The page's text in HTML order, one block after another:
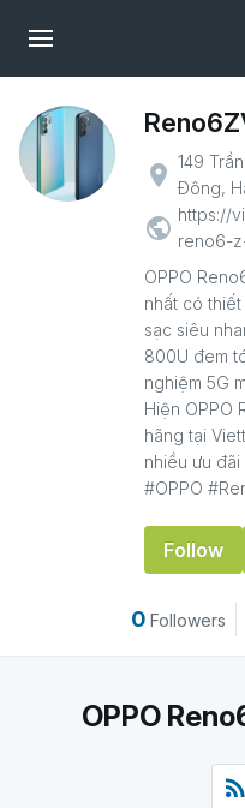
place 149
Đông,
public https://
reno6-
OPPO
nhất có
sạc siêu
800U đem
nghiệm 5G
Hiện OPPO
hãng tại
nhiều ưu đãi
#OPPO
Follow
0 Followers
OPPO
rss_feed